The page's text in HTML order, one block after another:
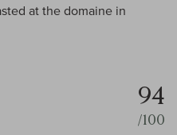
at the domaine in
94
/100